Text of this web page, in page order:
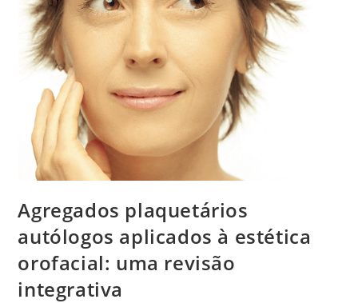
Agregados plaquetários
autólogos aplicados à estética
orofacial: uma revisão
integrativa